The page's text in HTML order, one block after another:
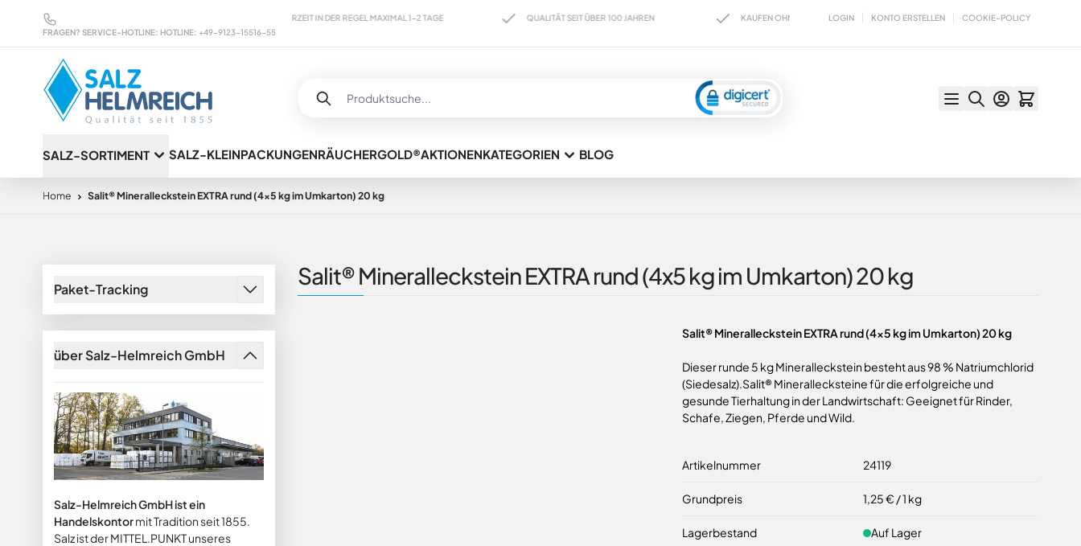
FRAGEN? SERVICE-HOTLINE: HOTLINE: +49-9123-15516-55
MARKENWARE ZU GÜNSTIGEN KONDITIONEN LIEFERZEIT IN DER REGEL MAXIMAL 1-2 TAGE QUALITÄT SEIT ÜBER 100 JAHREN KAUFEN OHNE RISIKO MIT KÄUFERSCHUTZ VERSAND WAHLWEISE MIT DHL
LOGIN KONTO ERSTELLEN COOKIE-POLICY
SALZ-SORTIMENT SALZ-KLEINPACKUNGENRÄUCHERGOLD®AKTIONENKATEGORIEN BLOG
Home Salit® Mineralleckstein EXTRA rund (4x5 kg im Umkarton) 20 kg
Paket-Tracking
über Salz-Helmreich GmbH
Salz-Helmreich GmbH ist ein
Handelskontormit Tradition seit 1855.
Salz ist der MITTEL.PUNKT unseres
Salit® Mineralleckstein EXTRA rund (4x5 kg im Umkarton) 20 kg
Salit® Mineralleckstein EXTRA rund (4x5 kg im Umkarton) 20 kg
Dieser runde 5 kg Mineralleckstein besteht aus 98 % Natriumchlorid
(Siedesalz).Salit® Minerallecksteine für die erfolgreiche und
gesunde Tierhaltung in der Landwirtschaft: Geeignet für Rinder,
Schafe, Ziegen, Pferde und Wild.
Artikelnummer 24119
Grundpreis 1,25 € / 1 kg
Lagerbestand Auf Lager